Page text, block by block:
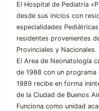
El Hospital de Pediatría
desde sus inicios con
especialidades
residentes provenientes
Provinciales y Nacionales.
El Area de Neonatología
de 1988 con un
1989 recibe en forma
de la Ciudad de Buenos
Funciona como unidad